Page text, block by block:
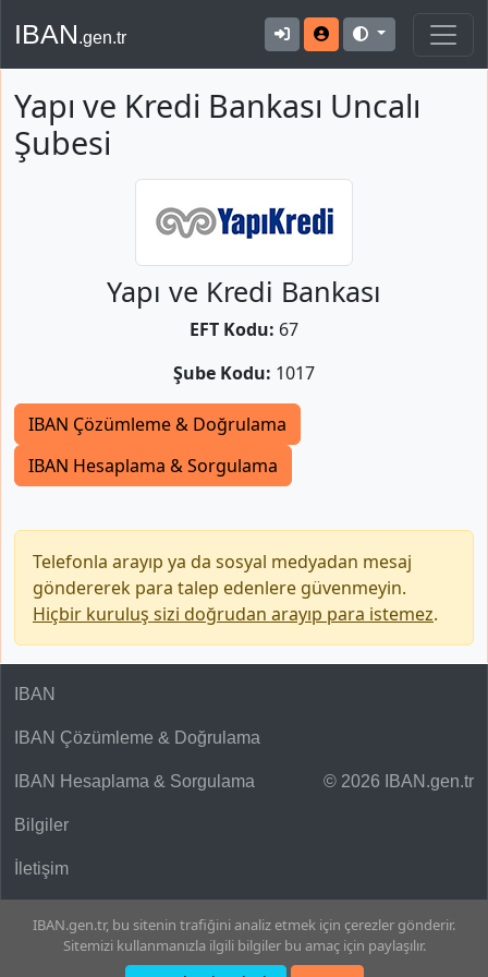
IBAN.gen.tr
Yapı ve Kredi Bankası Uncalı
Şubesi
Yapı ve Kredi Bankası
EFT Kodu: 67
Şube Kodu: 1017
IBAN Çözümleme & Doğrulama
IBAN Hesaplama & Sorgulama
Telefonla arayıp ya da sosyal medyadan mesaj
göndererek para talep edenlere güvenmeyin.
Hiçbir kuruluş sizi doğrudan arayıp para istemez.
© 2026 IBAN.gen.tr
IBAN
IBAN Çözümleme & Doğrulama
IBAN Hesaplama & Sorgulama
Bilgiler
İletişim
IBAN.gen.tr, bu sitenin trafiğini analiz etmek için çerezler gönderir.
Sitemizi kullanmanızla ilgili bilgiler bu amaç için paylaşılır.